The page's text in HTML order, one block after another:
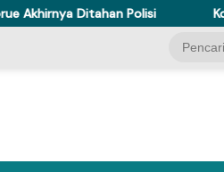
Komisi IV DPRD